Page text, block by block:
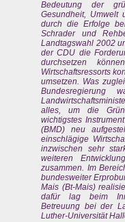
Bedeutung der
Gesundheit, Umwelt
durch die Erfolge
Schrader und
Landtagswahl 2002
der CDU die
durchsetzen
Wirtschaftsressorts
umsetzen. Was
Bundesregierung
alles, um die
wichtigstes
(BMD) neu
einschlägige
inzwischen sehr
weiteren
zusammen. Im
bundesweiter
Mais (Bt-Mais)
dafür lag beim
Betreuung bei der
Luther-Universität